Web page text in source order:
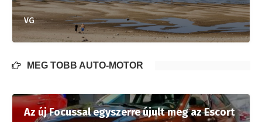
VG
MÉG TÖBB AUTÓ-MOTOR
Az új Focussal egyszerre újult meg az Escort